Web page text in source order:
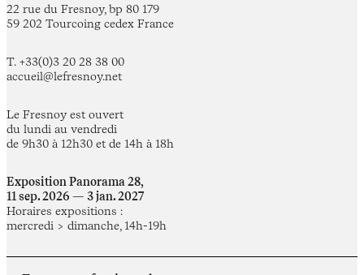
22 rue du Fresnoy, bp 80 179
59 202 Tourcoing cedex France
T. +33(0)3 20 28 38 00
accueil@lefresnoy.net
Le Fresnoy est ouvert
du lundi au vendredi
de 9h30 à 12h30 et de 14h à 18h
Exposition Panorama 28,
11 sep. 2026 — 3 jan. 2027
Horaires expositions :
mercredi > dimanche, 14h-19h